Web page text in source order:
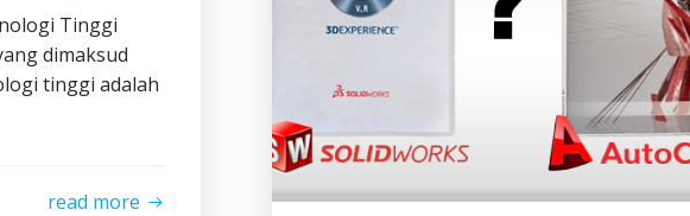
Tinggi
dimaksud
tinggi adalah
read more